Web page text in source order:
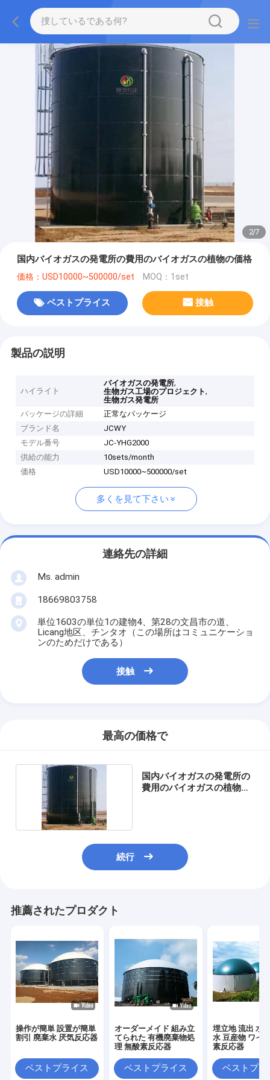
2/7
国内バイオガスの発電所の費用のバイオガスの植物の価格
価格：USD10000~500000/set MOQ：1set
ベストプライス 接触
製品の説明
ハイライト
バイオガスの発電所,
生物ガス工場のプロジェクト,
生物ガス発電所
パッケージの詳細
正常なパッケージ
ブランド名
JCWY
モデル番号
JC-YHG2000
供給の能力
10sets/month
価格
USD10000~500000/set
多くを見て下さい
連絡先の詳細
Ms. admin
18669803758
単位1603の単位1の建物4、第28の文昌市の道、
Licang地区、チンタオ（この場所はコミュニケーショ
ンのためだけである）
接触
最高の価格で
国内バイオガスの発電所の
費用のバイオガスの植物の
続行
推薦されたプロダクト
操作が簡単 設置が簡単
割引 廃棄水 厌気反応器
ベストプライス
オーダーメイド 組み立
てられた 有機廃棄物処
理 無酸素反応器
ベストプライス
埋立地 流出 水
水 豆産物 ワイ
素反応器
ベストプラ